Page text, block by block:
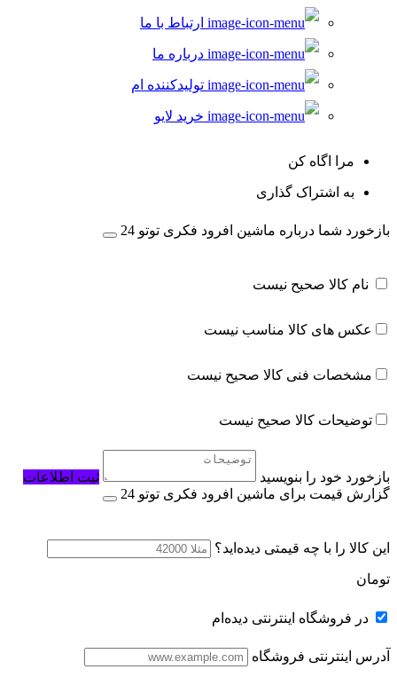
ارتباط با ما
درباره ما
تولیدکننده ام
خرید لایو
مرا اگاه کن
به اشتراک گذاری
بازخورد شما درباره ماشین افرود فکری توتو 24
نام کالا صحیح نیست
عکس های کالا مناسب نیست
مشخصات فنی کالا صحیح نیست
توضیحات کالا صحیح نیست
بازخورد خود را بنویسید
ثبت اطلاعات
گزارش قیمت برای ماشین افرود فکری توتو 24
این کالا را با چه قیمتی دیده‌اید؟
تومان
در فروشگاه اینترنتی دیده‌ام
آدرس اینترنتی فروشگاه